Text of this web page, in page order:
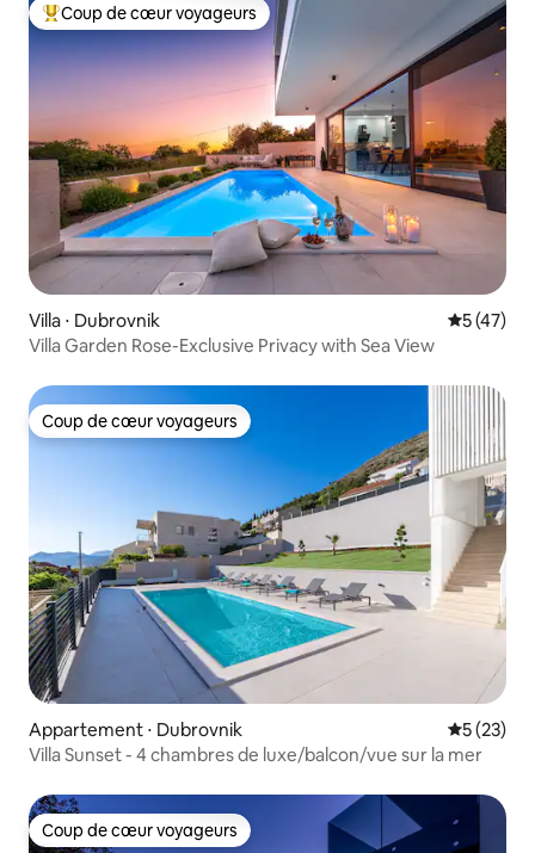
Coups de cœur voyageurs les plus appréciés
Coup de cœur voyageurs
Villa ⋅ Dubrovnik
5 (47)
Villa Garden Rose-Exclusive Privacy with Sea View
Coup de cœur voyageurs
Coup de cœur voyageurs
Appartement ⋅ Dubrovnik
5 (23)
Villa Sunset - 4 chambres de luxe/balcon/vue sur la mer
Coup de cœur voyageurs
Coup de cœur voyageurs